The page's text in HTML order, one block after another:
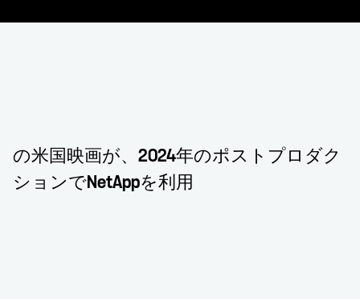
の米国映画が、2024年のポストプロダク
ションでNetAppを利用